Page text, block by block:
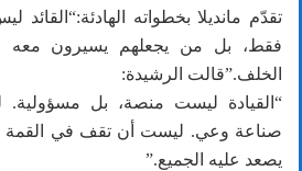
تقدّم مانديلا بخطواته
فقط، بل من يجعلهم يسيرون معه
الخلف.”قالت الرشيدة:
“القيادة ليست منصة، بل مسؤولية.
صناعة وعي. ليست أن تقف في القمة
يصعد عليه الجميع.”